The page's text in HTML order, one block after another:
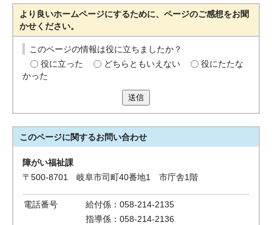
より良いホームページにするために、ページのご感想をお聞
かせください。
このページの情報は役に立ちましたか？
役に立った
どちらともいえない
役にたたな
かった
送信
このページに関するお問い合わせ
障がい福祉課
〒500-8701 岐阜市司町40番地1 市庁舎1階
電話番号
給付係：058-214-2135
指導係：058-214-2136